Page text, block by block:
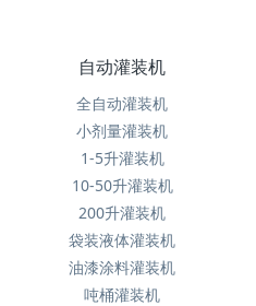
自动灌装机
全自动灌装机
小剂量灌装机
1-5升灌装机
10-50升灌装机
200升灌装机
袋装液体灌装机
油漆涂料灌装机
吨桶灌装机